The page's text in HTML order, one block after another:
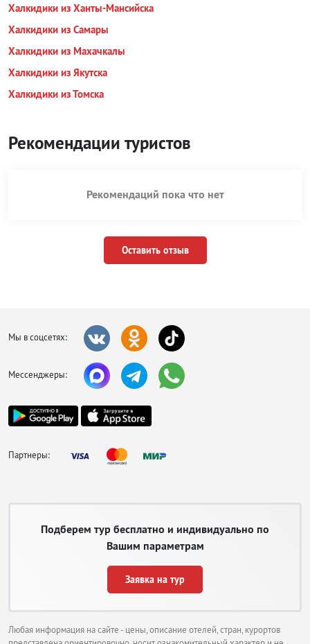
Халкидики из Ханты-Мансийска
Халкидики из Самары
Халкидики из Махачкалы
Халкидики из Якутска
Халкидики из Томска
Рекомендации туристов
Рекомендаций пока что нет
Оставить отзыв
Мы в соцсетях:
Мессенджеры:
Партнеры:
Подберем тур бесплатно и индивидуально по
Вашим параметрам
Заявка на тур
Любая информация на сайте - цены, описание отелей, стран, курортов